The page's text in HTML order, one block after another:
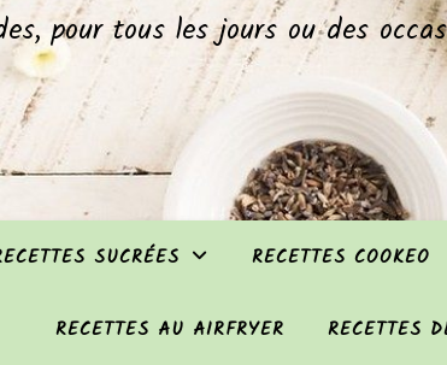
pour tous les jours ou des
SUCRÉES RECETTES COOKEO
RECETTES AU AIRFRYER RECETTES